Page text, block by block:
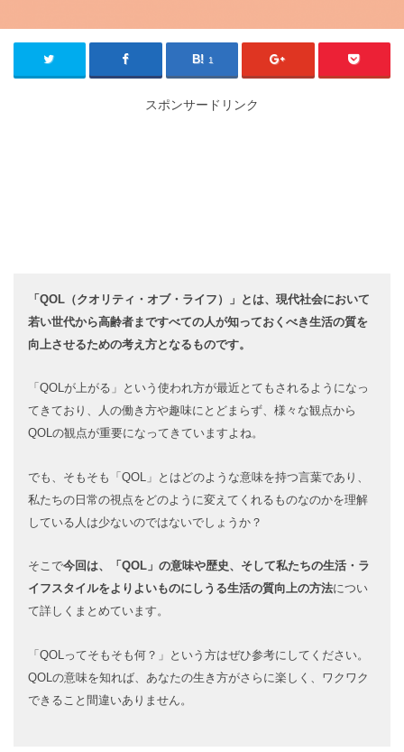
1
スポンサードリンク
「QOL（クオリティ・オブ・ライフ）」とは、現代社会において
若い世代から高齢者まですべての人が知っておくべき生活の質を
向上させるための考え方となるものです。
「QOLが上がる」という使われ方が最近とてもされるようになっ
てきており、人の働き方や趣味にとどまらず、様々な観点から
QOLの観点が重要になってきていますよね。
でも、そもそも「QOL」とはどのような意味を持つ言葉であり、
私たちの日常の視点をどのように変えてくれるものなのかを理解
している人は少ないのではないでしょうか？
そこで今回は、「QOL」の意味や歴史、そして私たちの生活・ラ
イフスタイルをよりよいものにしうる生活の質向上の方法につい
て詳しくまとめています。
「QOLってそもそも何？」という方はぜひ参考にしてください。
QOLの意味を知れば、あなたの生き方がさらに楽しく、ワクワク
できること間違いありません。